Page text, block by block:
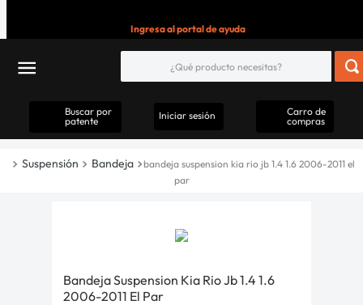
Ingresa al portal de ayuda
Buscar por
patente
Iniciar sesión
Carro de
compras
Suspensión Bandeja
bandeja suspension kia rio jb 1.4 1.6 2006-2011 el
par
Bandeja Suspension Kia Rio Jb 1.4 1.6
2006-2011 El Par